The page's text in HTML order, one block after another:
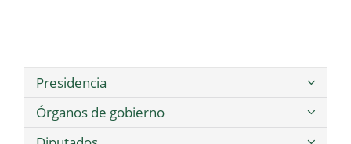
Presidencia
Órganos de gobierno